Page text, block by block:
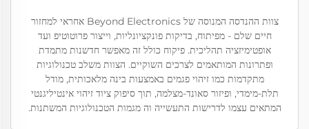
צוות ההנדסה המנוסה של Beyond Electronics אחראי למחזור
חיים שלם - מפיתוח, בדיקות פונקציונליות, וייצור פרוטוטיפ ועד
אופטימיזציה תהליכית. פיקוח כולל זה מאפשר חדשנות מתמדת
ופתרונות המותאמים לצרכים השוקיים. הצוות משלב טכנולוגיות
מתקדמות כמו זיהוי פגמים באמצעות בינה מלאכותית, מודל
תלת-מימדי, ופיזור סאונד-מצלמה, תוך סיפוק ציוד זיהוי אינטיליגנטי
המתאים עצמו לדרישות התעשייה וה מגמות הטכנולוגיות המשתנות.